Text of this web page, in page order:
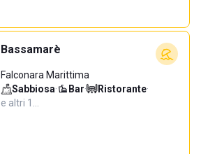
Bassamarè
Falconara Marittima
Sabbiosa· Bar· Ristorante·
e altri 1…